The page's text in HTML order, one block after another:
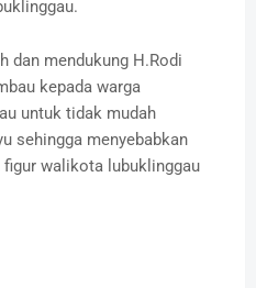
dan mendukung H.Rodi
kepada warga
untuk tidak mudah
sehingga menyebabkan
walikota lubuklinggau